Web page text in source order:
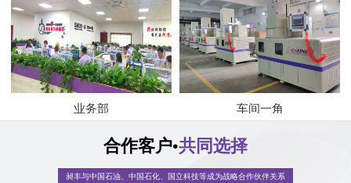
业务部 车间一角
合作客户•共同选择
昶丰与中国石油、中国石化、国立科技等成为战略合作伙伴关系